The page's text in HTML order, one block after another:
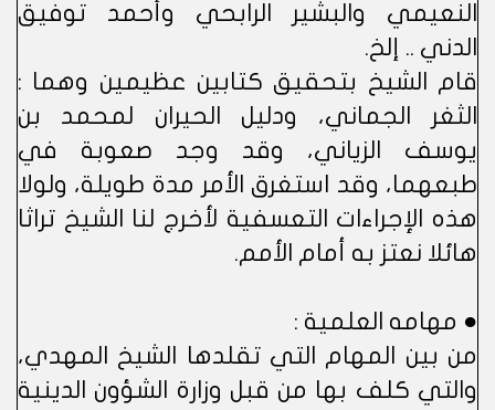
النعيمي والبشير الرابحي وأحمد توفيق
الدني .. إلخ.
قام الشيخ بتحقيق كتابين عظيمين وهما :
الثغر الجماني، ودليل الحيران لمحمد بن
يوسف الزياني، وقد وجد صعوبة في
طبعهما، وقد استغرق الأمر مدة طويلة، ولولا
هذه الإجراءات التعسفية لأخرج لنا الشيخ تراثا
هائلا نعتز به أمام الأمم.
● مهامه العلمية :
من بين المهام التي تقلدها الشيخ المهدي،
والتي كلف بها من قبل وزارة الشؤون الدينية